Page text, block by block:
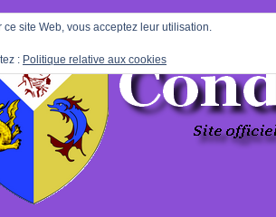
site Web, vous acceptez leur utilisation.
: Politique relative aux cookies